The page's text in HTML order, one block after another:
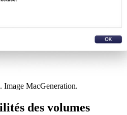
Image MacGeneration.
des volumes